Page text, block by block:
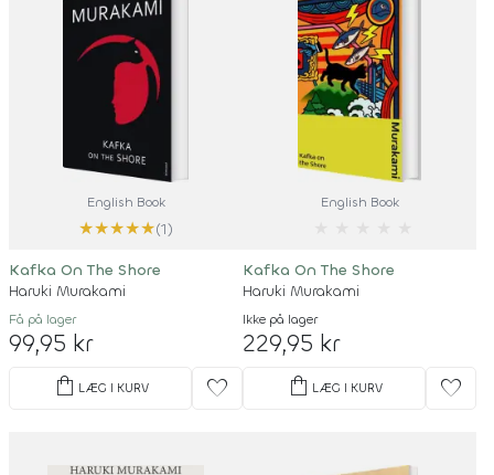
English Book
★★★★★(1)
Kafka On The Shore
Haruki Murakami
Få på lager
99,95 kr
shopping_bag LÆG I KURV favorite
English Book
Kafka On The Shore
Haruki Murakami
Ikke på lager
229,95 kr
shopping_bag LÆG I KURV favorite